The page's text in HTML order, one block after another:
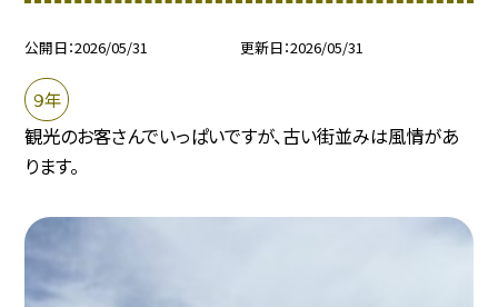
公開日 2026/05/31 更新日 2026/05/31
９年
観光のお客さんでいっぱいですが、古い街並みは風情があ
ります。